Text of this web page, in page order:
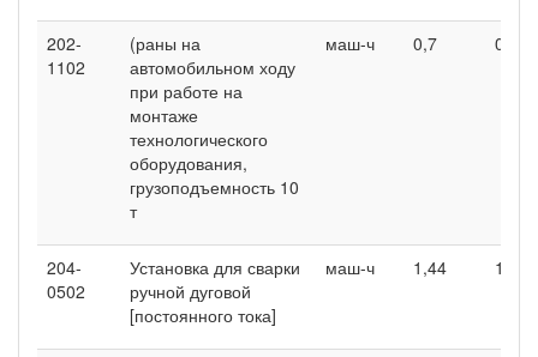
202-
1102
(раны на
автомобильном ходу
при работе на
монтаже
технологического
оборудования,
грузоподъемность 10
т
маш-ч 0,7 0,7
204-
0502
Установка для сварки
ручной дуговой
[постоянного тока]
маш-ч 1,44 1,44